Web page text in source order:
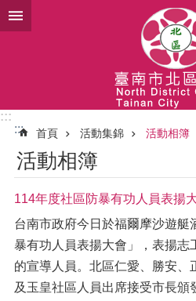
跳到主要內容區塊
:::
:::
首頁 活動集錦 活動相簿
活動相簿
114年度社區防暴有功人員表揚
台南市政府今日於福爾摩沙遊艇
暴有功人員表揚大會」，表揚志
的宣導人員。北區仁愛、勝安、
及玉皇社區人員出席接受市長頒